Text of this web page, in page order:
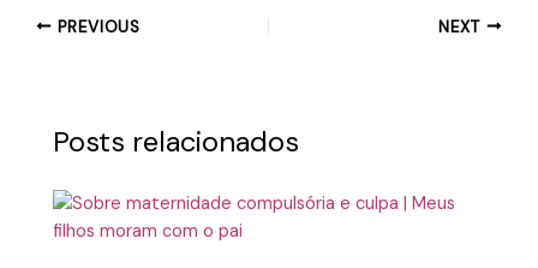
PREVIOUS NEXT
Posts relacionados